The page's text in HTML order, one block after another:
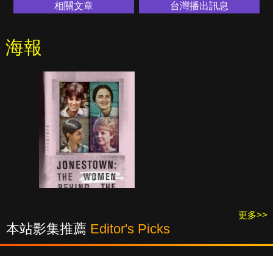
相關文章
台灣播出訊息
海報
更多>>
本站影集推薦 Editor's Picks